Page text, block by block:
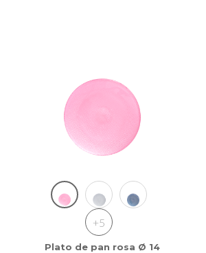
+5
Plato de pan rosa Ø 14